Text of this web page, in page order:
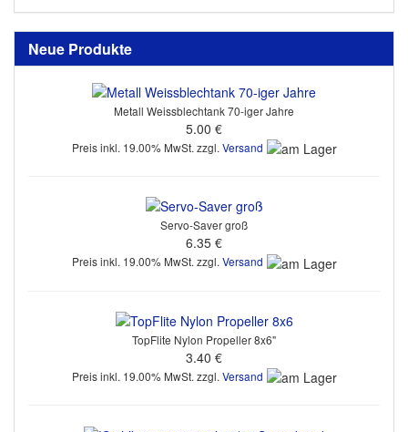
Neue Produkte
Metall Weissblechtank 70-iger Jahre
5.00 €
Preis inkl. 19.00% MwSt. zzgl. Versand
Servo-Saver groß
6.35 €
Preis inkl. 19.00% MwSt. zzgl. Versand
TopFlite Nylon Propeller 8x6"
3.40 €
Preis inkl. 19.00% MwSt. zzgl. Versand